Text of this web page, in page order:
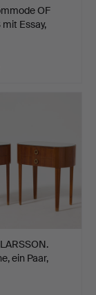
OF
mit Essay,
ein Paar,